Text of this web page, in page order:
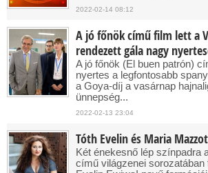
2022-02-14 08:12
A jó főnök című film lett a
rendezett gála nagy
A jó főnök (El buen patrón)
nyertes a legfontosabb
a Goya-díj a vasárnap
ünnepség...
2022-02-13 23:04
Tóth Evelin és Maria
Két énekesnő lép színpadra
című világzenei sorozatában